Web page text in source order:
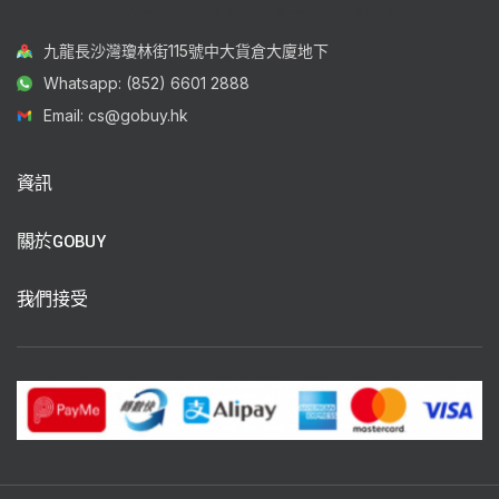
九龍長沙灣瓊林街115號中大貨倉大廈地下
Whatsapp: (852) 6601 2888
Email: cs@gobuy.hk
資訊
關於GOBUY
我們接受